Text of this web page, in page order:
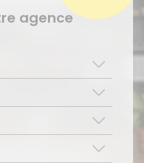
agence
âgées
3 ans